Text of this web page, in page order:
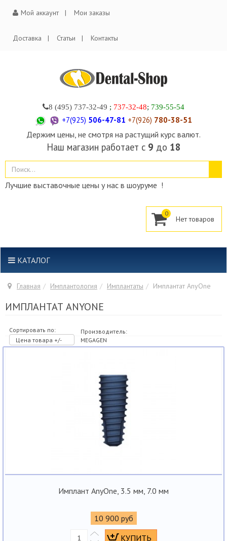
Мой аккаунт Мои заказы
Доставка Статьи Контакты
8 (495) 737-32-49 ; 737-32-48; 739-55-54
+7(925) 506-47-81 +7(926) 780-38-51
Держим цены, не смотря на растущий курс валют.
Наш магазин работает с 9 до 18
Лучшие выставочные цены у нас в шоуруме !
0
КАТАЛОГ
Главная Имплантология Имплантаты Имплантат AnyOne
ИМПЛАНТАТ ANYONE
Сортировать по:
Цена товара +/-
Производитель:
MEGAGEN
Имплант AnyOne, 3.5 мм, 7.0 мм
10 900 руб